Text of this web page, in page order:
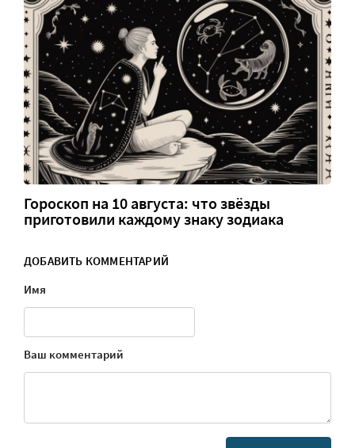
Гороскоп на 10 августа: что звёзды
приготовили каждому знаку зодиака
ДОБАВИТЬ КОММЕНТАРИЙ
Имя
Ваш комментарий